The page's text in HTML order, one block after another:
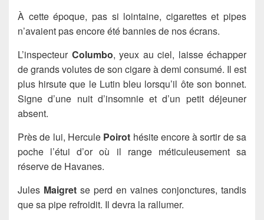
À cette époque, pas si lointaine, cigarettes et pipes
n’avaient pas encore été bannies de nos écrans.
L’inspecteur Columbo, yeux au ciel, laisse échapper
de grands volutes de son cigare à demi consumé. Il est
plus hirsute que le Lutin bleu lorsqu’il ôte son bonnet.
Signe d’une nuit d’insomnie et d’un petit déjeuner
absent.
Près de lui, Hercule Poirot hésite encore à sortir de sa
poche l’étui d’or où il range méticuleusement sa
réserve de Havanes.
Jules Maigret se perd en vaines conjonctures, tandis
que sa pipe refroidit. Il devra la rallumer.